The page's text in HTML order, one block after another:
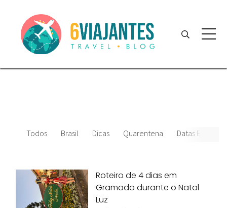
Todos Brasil Dicas Quarentena Datas Especiais
Roteiro de 4 dias em
Gramado durante o Natal
Luz